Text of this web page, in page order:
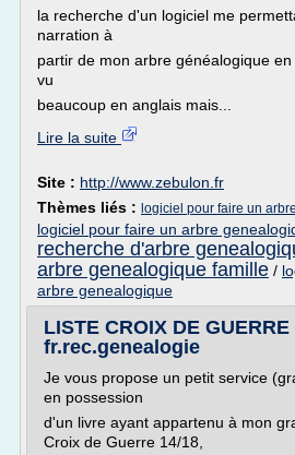
la recherche d'un logiciel me
narration à
partir de mon arbre généalogique
vu
beaucoup en anglais mais...
Lire la suite
Site : http://www.zebulon.fr
Thèmes liés : logiciel pour faire un
logiciel pour faire un arbre
recherche d'arbre
arbre genealogique famille /
arbre genealogique
LISTE CROIX DE GUERRE
fr.rec.genealogie
Je vous propose un petit service
en possession
d'un livre ayant appartenu à mon
Croix de Guerre 14/18,